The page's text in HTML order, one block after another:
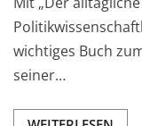
wichtiges Buch
seiner…